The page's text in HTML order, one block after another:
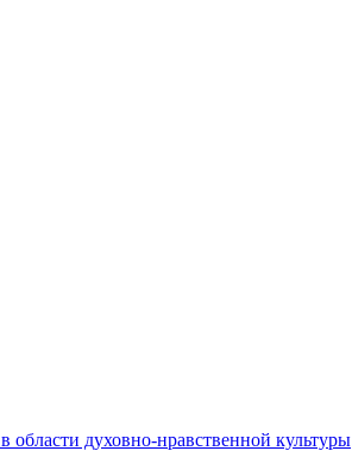
духовно-нравственной культуры